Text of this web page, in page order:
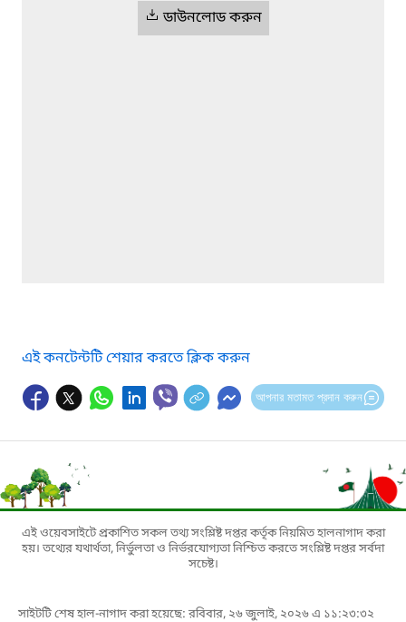
ডাউনলোড করুন
এই কনটেন্টটি শেয়ার করতে ক্লিক করুন
আপনার মতামত প্রদান করুন
এই ওয়েবসাইটে প্রকাশিত সকল তথ্য সংশ্লিষ্ট দপ্তর কর্তৃক নিয়মিত হালনাগাদ করা
হয়। তথ্যের যথার্থতা, নির্ভুলতা ও নির্ভরযোগ্যতা নিশ্চিত করতে সংশ্লিষ্ট দপ্তর সর্বদা
সচেষ্ট।
সাইটটি শেষ হাল-নাগাদ করা হয়েছে: রবিবার, ২৬ জুলাই, ২০২৬ এ ১১:২৩:৩২